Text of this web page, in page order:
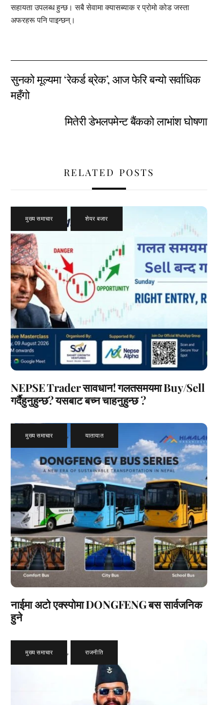
सहायता उपलब्ध हुन्छ। सबै सेवामा क्यासब्याक र प्रोमो कोड जस्ता
अफरहरू पनि पाइन्छन्।
सुनको मूल्यमा ‘रेकर्ड ब्रेक’, आज फेरि बन्यो सर्वाधिक
महँगो
मितेरी डेभलपमेन्ट बैंकको लाभांश घोषणा
RELATED POSTS
मुख्य समाचार , शेयर बजार
NEPSE Trader सावधान! गलतसमयमा Buy/Sell
गर्दैहुनुहुन्छ? यसबाट बच्न चाहनुहुन्छ ?
मुख्य समाचार , यातायात
नाईमा अटो एक्स्पोमा DONGFENG बस सार्वजनिक
हुने
मुख्य समाचार , राजनीति